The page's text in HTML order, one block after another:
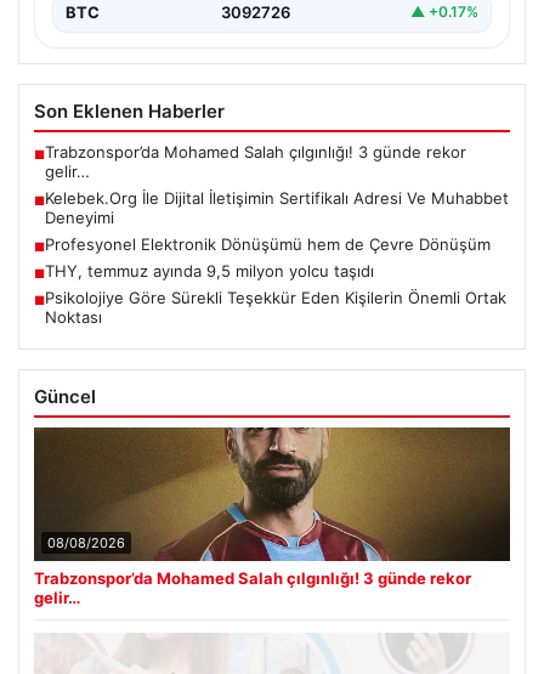
BTC 3092726 ▲ +0.17%
Son Eklenen Haberler
■Trabzonspor’da Mohamed Salah çılgınlığı! 3 günde rekor
gelir…
■Kelebek.Org İle Dijital İletişimin Sertifikalı Adresi Ve Muhabbet
Deneyimi
■Profesyonel Elektronik Dönüşümü hem de Çevre Dönüşüm
■THY, temmuz ayında 9,5 milyon yolcu taşıdı
■Psikolojiye Göre Sürekli Teşekkür Eden Kişilerin Önemli Ortak
Noktası
Güncel
08/08/2026
Trabzonspor’da Mohamed Salah çılgınlığı! 3 günde rekor
gelir…